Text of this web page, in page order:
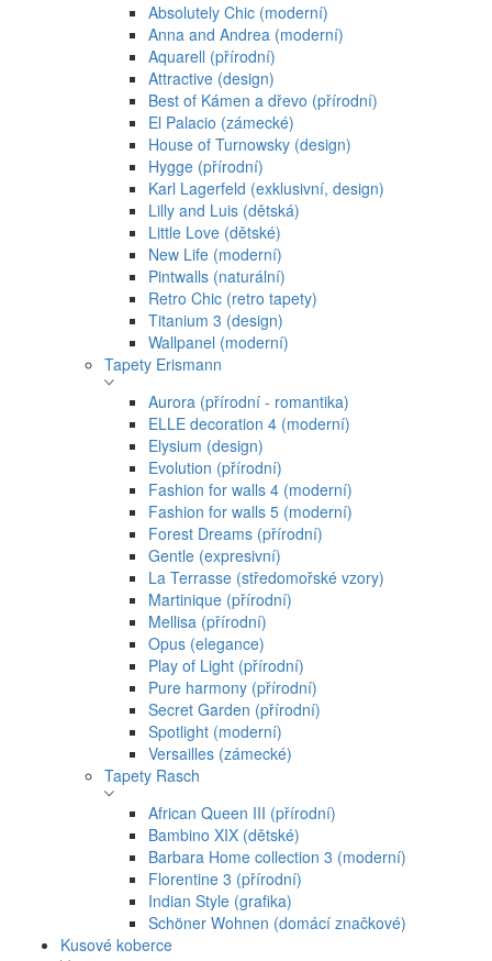
Absolutely Chic (moderní)
Anna and Andrea (moderní)
Aquarell (přírodní)
Attractive (design)
Best of Kámen a dřevo (přírodní)
El Palacio (zámecké)
House of Turnowsky (design)
Hygge (přírodní)
Karl Lagerfeld (exklusivní, design)
Lilly and Luis (dětská)
Little Love (dětské)
New Life (moderní)
Pintwalls (naturální)
Retro Chic (retro tapety)
Titanium 3 (design)
Wallpanel (moderní)
Tapety Erismann
Aurora (přírodní - romantika)
ELLE decoration 4 (moderní)
Elysium (design)
Evolution (přírodní)
Fashion for walls 4 (moderní)
Fashion for walls 5 (moderní)
Forest Dreams (přírodní)
Gentle (expresivní)
La Terrasse (středomořské vzory)
Martinique (přírodní)
Mellisa (přírodní)
Opus (elegance)
Play of Light (přírodní)
Pure harmony (přírodní)
Secret Garden (přírodní)
Spotlight (moderní)
Versailles (zámecké)
Tapety Rasch
African Queen III (přírodní)
Bambino XIX (dětské)
Barbara Home collection 3 (moderní)
Florentine 3 (přírodní)
Indian Style (grafika)
Schöner Wohnen (domácí značkové)
Kusové koberce